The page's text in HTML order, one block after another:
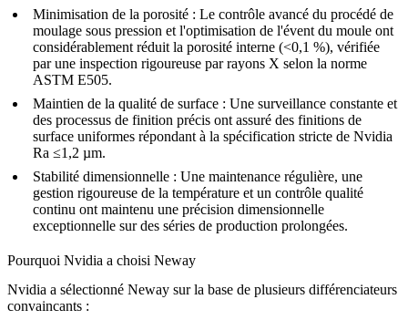
Minimisation de la porosité : Le contrôle avancé du procédé de
moulage sous pression et l'optimisation de l'évent du moule ont
considérablement réduit la porosité interne (<0,1 %), vérifiée
par une inspection rigoureuse par rayons X selon la norme
ASTM E505.
Maintien de la qualité de surface : Une surveillance constante et
des processus de finition précis ont assuré des finitions de
surface uniformes répondant à la spécification stricte de Nvidia
Ra ≤1,2 µm.
Stabilité dimensionnelle : Une maintenance régulière, une
gestion rigoureuse de la température et un contrôle qualité
continu ont maintenu une précision dimensionnelle
exceptionnelle sur des séries de production prolongées.
Pourquoi Nvidia a choisi Neway
Nvidia a sélectionné Neway sur la base de plusieurs différenciateurs
convaincants :